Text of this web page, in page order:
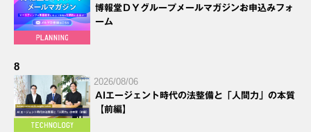
博報堂ＤＹグループメールマガジンお申込みフォ
ーム
8
2026/08/06
AIエージェント時代の法整備と「人間力」の本質
【前編】